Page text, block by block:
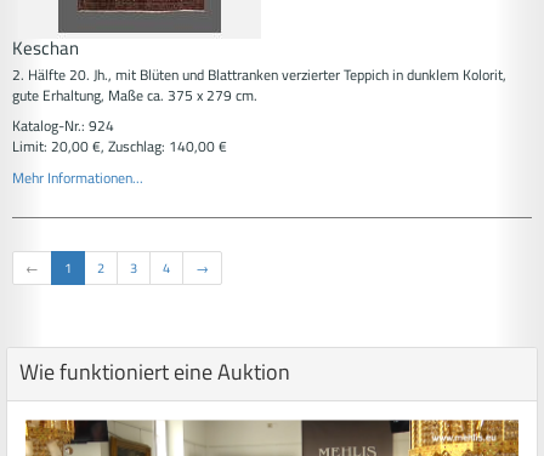
Keschan
2. Hälfte 20. Jh., mit Blüten und Blattranken verzierter Teppich in dunklem Kolorit,
gute Erhaltung, Maße ca. 375 x 279 cm.
Katalog-Nr.: 924
Limit: 20,00 €, Zuschlag: 140,00 €
Mehr Informationen...
← 1 2 3 4 →
Wie funktioniert eine Auktion